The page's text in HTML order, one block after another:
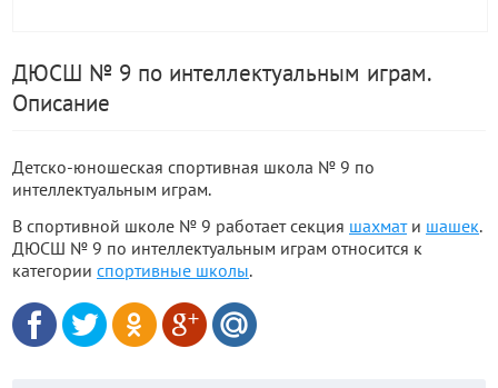
ДЮСШ № 9 по интеллектуальным играм.
Описание
Детско-юношеская спортивная школа № 9 по
интеллектуальным играм.
В спортивной школе № 9 работает секция шахмати шашек.
ДЮСШ № 9 по интеллектуальным играм относится к
категории спортивные школы.